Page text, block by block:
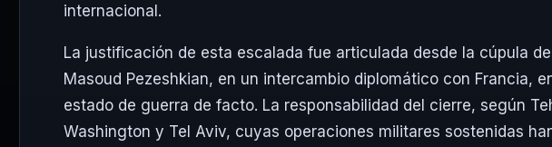
internacional.
La justificación de esta escalada fue articulada desde la cúpula
Masoud Pezeshkian, en un intercambio diplomático con Francia,
estado de guerra de facto. La responsabilidad del cierre, según
Washington y Tel Aviv, cuyas operaciones militares sostenidas